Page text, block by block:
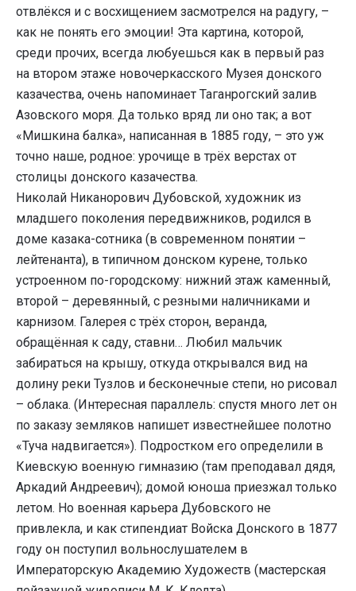
отвлёкся и с восхищением засмотрелся на радугу, –
как не понять его эмоции! Эта картина, которой,
среди прочих, всегда любуешься как в первый раз
на втором этаже новочеркасского Музея донского
казачества, очень напоминает Таганрогский залив
Азовского моря. Да только вряд ли оно так; а вот
«Мишкина балка», написанная в 1885 году, – это уж
точно наше, родное: урочище в трёх верстах от
столицы донского казачества.
Николай Никанорович Дубовской, художник из
младшего поколения передвижников, родился в
доме казака-сотника (в современном понятии –
лейтенанта), в типичном донском курене, только
устроенном по-городскому: нижний этаж каменный,
второй – деревянный, с резными наличниками и
карнизом. Галерея с трёх сторон, веранда,
обращённая к саду, ставни… Любил мальчик
забираться на крышу, откуда открывался вид на
долину реки Тузлов и бесконечные степи, но рисовал
– облака. (Интересная параллель: спустя много лет он
по заказу земляков напишет известнейшее полотно
«Туча надвигается»). Подростком его определили в
Киевскую военную гимназию (там преподавал дядя,
Аркадий Андреевич); домой юноша приезжал только
летом. Но военная карьера Дубовского не
привлекла, и как стипендиат Войска Донского в 1877
году он поступил вольнослушателем в
Императорскую Академию Художеств (мастерская